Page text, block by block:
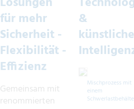
für mehr
Sicherheit -
Flexibilität -
Effizienz
Gemeinsam mit
renommierten
&
künstliche
Mischprozess mit
einem